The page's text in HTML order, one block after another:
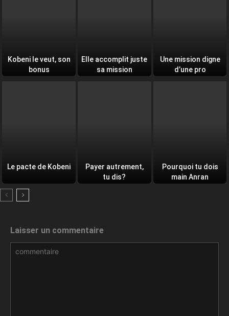
Kobeni le veut, son
bonus
Elle accomplit juste
sa mission
Une mission digne
d’une pro
Le pacte de Kobeni
Payer autrement,
tu dis?
Pourquoi tu dois
main Anran
Laisser un commentaire